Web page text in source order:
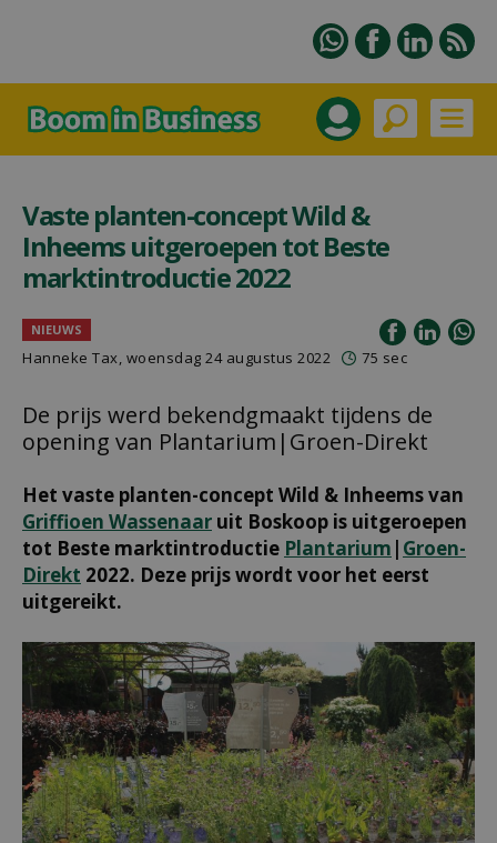
Vaste planten-concept Wild &
Inheems uitgeroepen tot Beste
marktintroductie 2022
NIEUWS
Hanneke Tax, woensdag 24 augustus 2022 75 sec
De prijs werd bekendgmaakt tijdens de
opening van Plantarium|Groen-Direkt
Het vaste planten-concept Wild & Inheems van
Griffioen Wassenaar uit Boskoop is uitgeroepen
tot Beste marktintroductie Plantarium | Groen-
Direkt 2022. Deze prijs wordt voor het eerst
uitgereikt.